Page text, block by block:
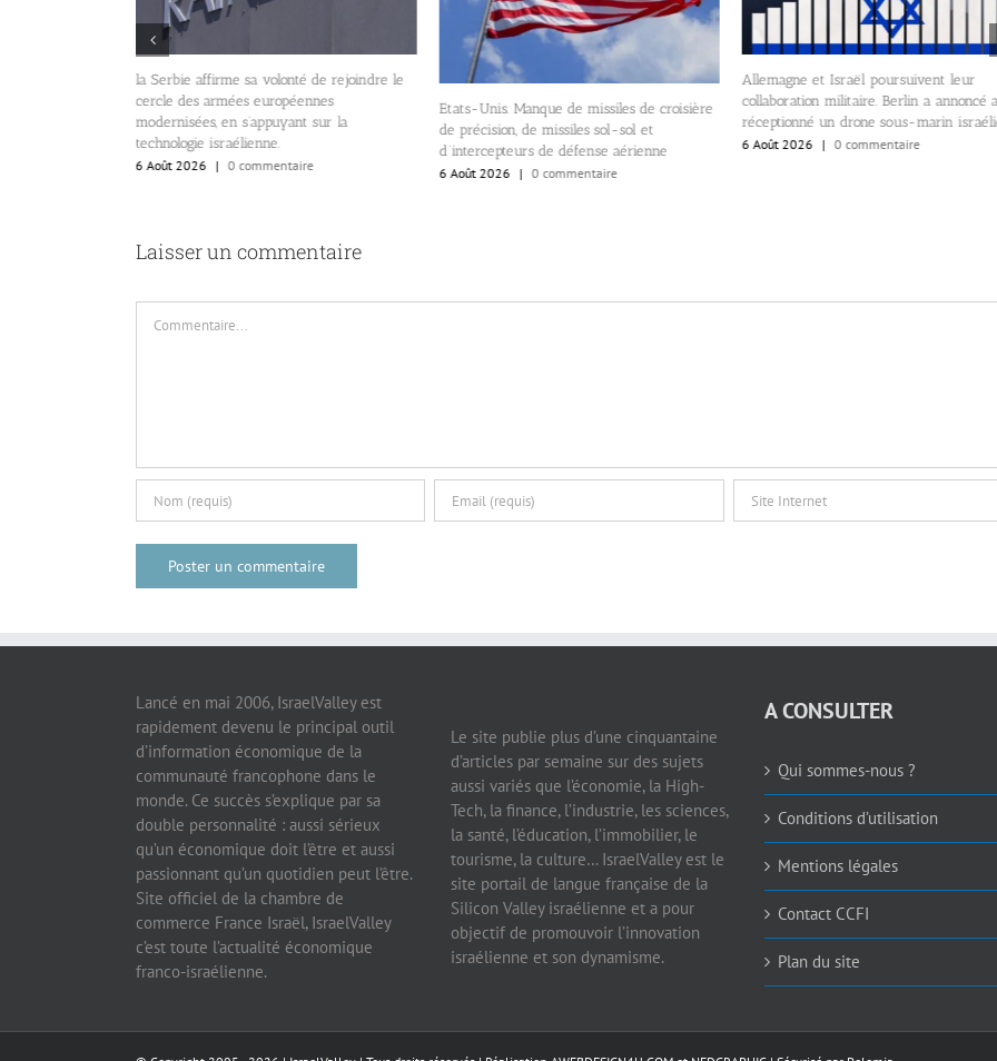
la Serbie affirme sa volonté de rejoindre le
cercle des armées européennes
modernisées, en s’appuyant sur la
technologie israélienne.
6 Août 2026 | 0 commentaire
Etats-Unis. Manque de missiles de croisière
de précision, de missiles sol-sol et
d’intercepteurs de défense aérienne
6 Août 2026 | 0 commentaire
Allemagne et Israël poursuivent leur
collaboration militaire. Berlin a annoncé
réceptionné un drone sous-marin
6 Août 2026 | 0 commentaire
Laisser un commentaire
Lancé en mai 2006, IsraelValley est
rapidement devenu le principal outil
d’information économique de la
communauté francophone dans le
monde. Ce succès s’explique par sa
double personnalité : aussi sérieux
qu’un économique doit l’être et aussi
passionnant qu’un quotidien peut l’être.
Site officiel de la chambre de
commerce France Israël, IsraelValley
c’est toute l’actualité économique
franco-israélienne.
Le site publie plus d’une cinquantaine
d’articles par semaine sur des sujets
aussi variés que l’économie, la High-
Tech, la finance, l’industrie, les sciences,
la santé, l’éducation, l’immobilier, le
tourisme, la culture… IsraelValley est le
site portail de langue française de la
Silicon Valley israélienne et a pour
objectif de promouvoir l’innovation
israélienne et son dynamisme.
A CONSULTER
Qui sommes-nous ?
Conditions d’utilisation
Mentions légales
Contact CCFI
Plan du site